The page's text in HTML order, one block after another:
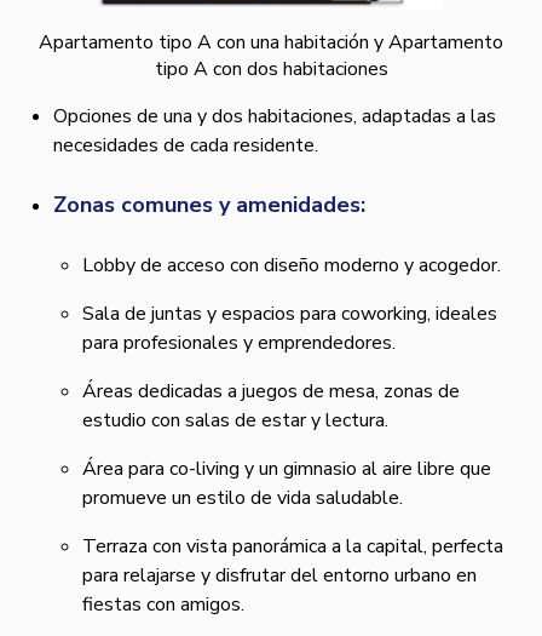
Apartamento tipo A con una habitación y Apartamento
tipo A con dos habitaciones
Opciones de una y dos habitaciones, adaptadas a las
necesidades de cada residente.
Zonas comunes y amenidades:
Lobby de acceso con diseño moderno y acogedor.
Sala de juntas y espacios para coworking, ideales
para profesionales y emprendedores.
Áreas dedicadas a juegos de mesa, zonas de
estudio con salas de estar y lectura.
Área para co-living y un gimnasio al aire libre que
promueve un estilo de vida saludable.
Terraza con vista panorámica a la capital, perfecta
para relajarse y disfrutar del entorno urbano en
fiestas con amigos.